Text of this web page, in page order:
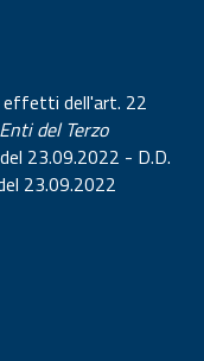
effetti dell'art. 22
del Terzo
23.09.2022 - D.D.
23.09.2022